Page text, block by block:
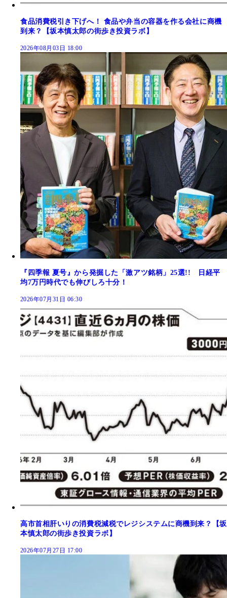
食品消費税引き下げへ！ 食品や弁当の容器を作る会社に商機
到来？【坂本慎太郎の街歩き投資ラボ】
2026年08月03日 18:00
『四季報 夏号』から発掘した「激アツ銘柄」25選!! 日経平
均7万円時代でも伸びしろ十分！
2026年07月31日 06:30
高市首相肝いりの消費税減税でレジシステムに商機到来？【坂
本慎太郎の街歩き投資ラボ】
2026年07月27日 17:00